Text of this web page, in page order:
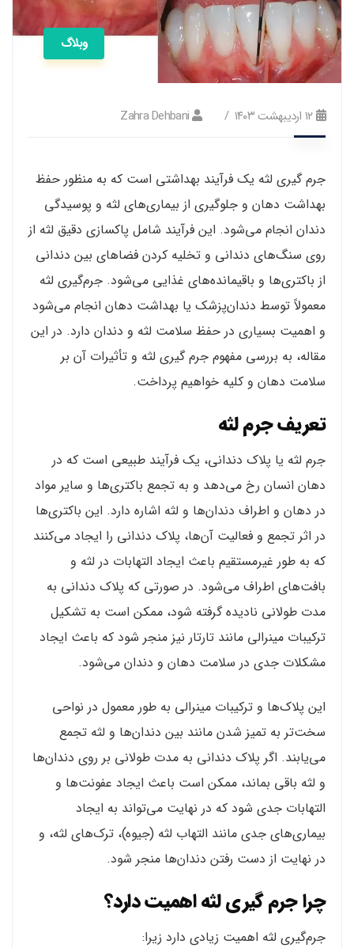
وبلاگ
۱۲ اردیبهشت ۱۴۰۳ Zahra Dehbani
جرم گیری لثه یک فرآیند بهداشتی است که به منظور حفظ
بهداشت دهان و جلوگیری از بیماری‌های لثه و پوسیدگی
دندان انجام می‌شود. این فرآیند شامل پاکسازی دقیق لثه از
روی سنگ‌های دندانی و تخلیه کردن فضاهای بین دندانی
از باکتری‌ها و باقیمانده‌های غذایی می‌شود. جرم‌گیری لثه
معمولاً توسط دندان‌پزشک یا بهداشت دهان انجام می‌شود
و اهمیت بسیاری در حفظ سلامت لثه و دندان دارد. در این
مقاله، به بررسی مفهوم جرم گیری لثه و تأثیرات آن بر
سلامت دهان و کلیه خواهیم پرداخت.
تعریف جرم لثه
جرم لثه یا پلاک دندانی، یک فرآیند طبیعی است که در
دهان انسان رخ می‌دهد و به تجمع باکتری‌ها و سایر مواد
در دهان و اطراف دندان‌ها و لثه اشاره دارد. این باکتری‌ها
در اثر تجمع و فعالیت آن‌ها، پلاک دندانی را ایجاد می‌کنند
که به طور غیرمستقیم باعث ایجاد التهابات در لثه و
بافت‌های اطراف می‌شود. در صورتی که پلاک دندانی به
مدت طولانی نادیده گرفته شود، ممکن است به تشکیل
ترکیبات مینرالی مانند تارتار نیز منجر شود که باعث ایجاد
مشکلات جدی در سلامت دهان و دندان می‌شود.
این پلاک‌ها و ترکیبات مینرالی به طور معمول در نواحی
سخت‌تر به تمیز شدن مانند بین دندان‌ها و لثه تجمع
می‌یابند. اگر پلاک دندانی به مدت طولانی بر روی دندان‌ها
و لثه باقی بماند، ممکن است باعث ایجاد عفونت‌ها و
التهابات جدی شود که در نهایت می‌تواند به ایجاد
بیماری‌های جدی مانند التهاب لثه (جیوه)، ترک‌های لثه، و
در نهایت از دست رفتن دندان‌ها منجر شود.
چرا جرم گیری لثه اهمیت دارد؟
جرم‌گیری لثه اهمیت زیادی دارد زیرا: